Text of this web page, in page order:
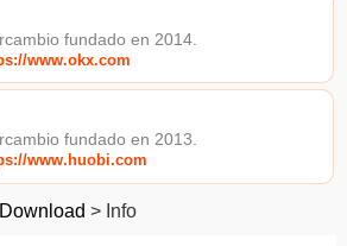
fundado en 2014.
www.okx.com
fundado en 2013.
www.huobi.com
> Info